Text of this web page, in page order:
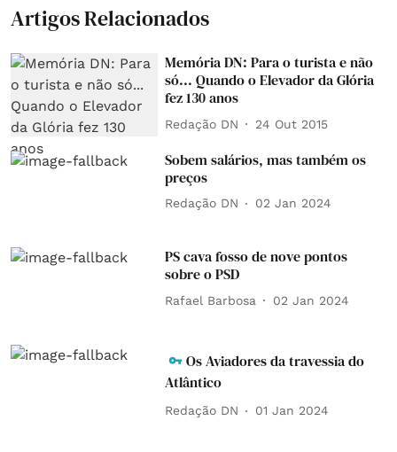
Artigos Relacionados
Memória DN: Para o turista e não
só... Quando o Elevador da Glória
fez 130 anos
Redação DN 24 Out 2015
Sobem salários, mas também os
preços
Redação DN 02 Jan 2024
PS cava fosso de nove pontos
sobre o PSD
Rafael Barbosa 02 Jan 2024
Os Aviadores da travessia do
Atlântico
Redação DN 01 Jan 2024